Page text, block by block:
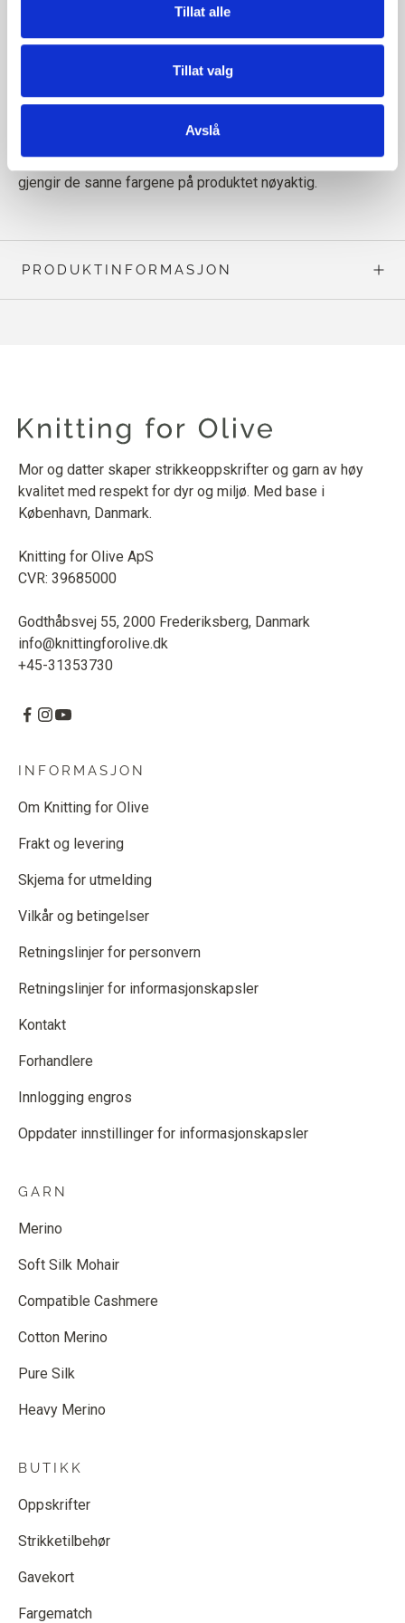
Tillat alle
Tillat valg
Avslå
Merk! Siden dataskjermer viser farger forskjellig, kan vi
ikke garantere at fargen på garnet på dataskjermen din
gjengir de sanne fargene på produktet nøyaktig.
PRODUKTINFORMASJON
Mor og datter skaper strikkeoppskrifter og garn av høy
kvalitet med respekt for dyr og miljø. Med base i
København, Danmark.
Knitting for Olive ApS
CVR: 39685000
Godthåbsvej 55, 2000 Frederiksberg, Danmark
info@knittingforolive.dk
+45-31353730
INFORMASJON
Om Knitting for Olive
Frakt og levering
Skjema for utmelding
Vilkår og betingelser
Retningslinjer for personvern
Retningslinjer for informasjonskapsler
Kontakt
Forhandlere
Innlogging engros
Oppdater innstillinger for informasjonskapsler
GARN
Merino
Soft Silk Mohair
Compatible Cashmere
Cotton Merino
Pure Silk
Heavy Merino
BUTIKK
Oppskrifter
Strikketilbehør
Gavekort
Fargematch